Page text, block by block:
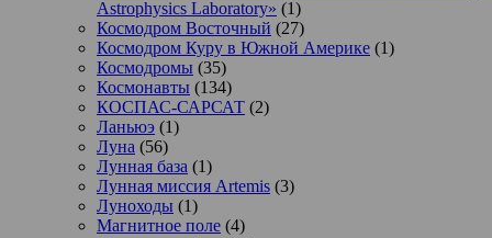
Astrophysics Laboratory» (1)
Космодром Восточный (27)
Космодром Куру в Южной Америке (1)
Космодромы (35)
Космонавты (134)
КОСПАС-САРСАТ (2)
Ланьюэ (1)
Луна (56)
Лунная база (1)
Лунная миссия Artemis (3)
Луноходы (1)
Магнитное поле (4)